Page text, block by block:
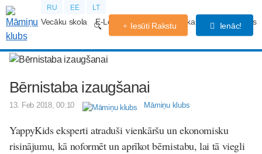
RU EE LT
Vecāku skola E-Lekcijas Grūtniecības kalendārs Forums
Iesūti Rakstu Ienāc!
Bērnistaba izaugšanai
13. Feb 2018, 00:10 Māmiņu klubs
YappyKids eksperti atraduši vienkāršu un ekonomisku
risinājumu, kā noformēt un aprīkot bērnistabu, lai tā viegli